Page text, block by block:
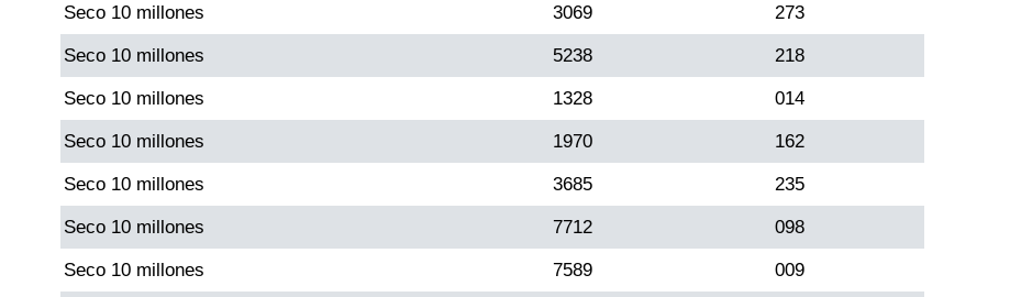
Seco 10 millones 3069 273
Seco 10 millones 5238 218
Seco 10 millones 1328 014
Seco 10 millones 1970 162
Seco 10 millones 3685 235
Seco 10 millones 7712 098
Seco 10 millones 7589 009